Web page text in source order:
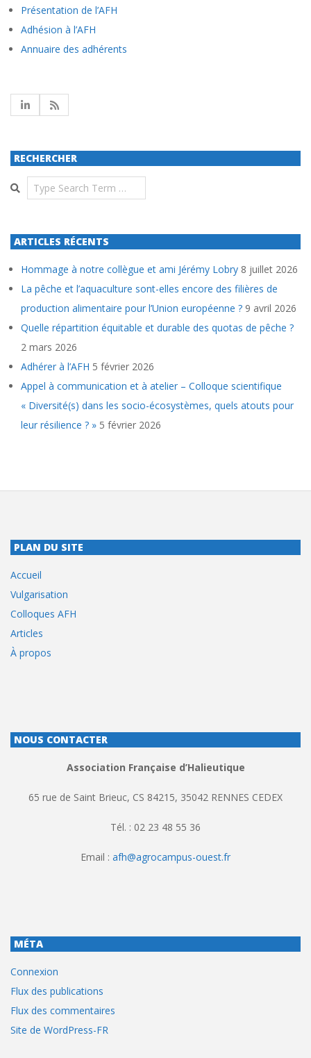
Présentation de l’AFH
Adhésion à l’AFH
Annuaire des adhérents
RECHERCHER
Search
ARTICLES RÉCENTS
Hommage à notre collègue et ami Jérémy Lobry 8 juillet 2026
La pêche et l’aquaculture sont-elles encore des filières de
production alimentaire pour l’Union européenne ? 9 avril 2026
Quelle répartition équitable et durable des quotas de pêche ?
2 mars 2026
Adhérer à l’AFH 5 février 2026
Appel à communication et à atelier – Colloque scientifique
« Diversité(s) dans les socio-écosystèmes, quels atouts pour
leur résilience ? » 5 février 2026
PLAN DU SITE
Accueil
Vulgarisation
Colloques AFH
Articles
À propos
NOUS CONTACTER
Association Française d’Halieutique
65 rue de Saint Brieuc, CS 84215, 35042 RENNES CEDEX
Tél. : 02 23 48 55 36
Email : afh@agrocampus-ouest.fr
MÉTA
Connexion
Flux des publications
Flux des commentaires
Site de WordPress-FR